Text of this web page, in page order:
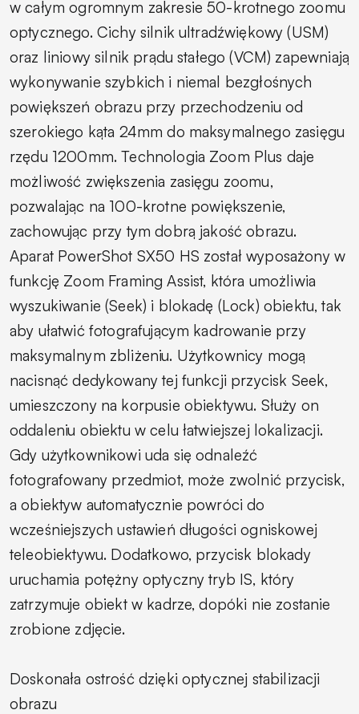
w całym ogromnym zakresie 50-krotnego zoomu
optycznego. Cichy silnik ultradźwiękowy (USM)
oraz liniowy silnik prądu stałego (VCM) zapewniają
wykonywanie szybkich i niemal bezgłośnych
powiększeń obrazu przy przechodzeniu od
szerokiego kąta 24mm do maksymalnego zasięgu
rzędu 1200mm. Technologia Zoom Plus daje
możliwość zwiększenia zasięgu zoomu,
pozwalając na 100-krotne powiększenie,
zachowując przy tym dobrą jakość obrazu.
Aparat PowerShot SX50 HS został wyposażony w
funkcję Zoom Framing Assist, która umożliwia
wyszukiwanie (Seek) i blokadę (Lock) obiektu, tak
aby ułatwić fotografującym kadrowanie przy
maksymalnym zbliżeniu. Użytkownicy mogą
nacisnąć dedykowany tej funkcji przycisk Seek,
umieszczony na korpusie obiektywu. Służy on
oddaleniu obiektu w celu łatwiejszej lokalizacji.
Gdy użytkownikowi uda się odnaleźć
fotografowany przedmiot, może zwolnić przycisk,
a obiektyw automatycznie powróci do
wcześniejszych ustawień długości ogniskowej
teleobiektywu. Dodatkowo, przycisk blokady
uruchamia potężny optyczny tryb IS, który
zatrzymuje obiekt w kadrze, dopóki nie zostanie
zrobione zdjęcie.
Doskonała ostrość dzięki optycznej stabilizacji
obrazu